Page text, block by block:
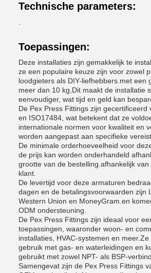
Technische parameters:
Toepassingen:
Deze installaties zijn gemakkelijk te
ze een populaire keuze zijn voor zowel
loodgieters als DIY-liefhebbers.met een
meer dan 10 kg,Dit maakt de installatie
eenvoudiger, wat tijd en geld kan
De Pex Press Fittings zijn gecertificeerd
en ISO17484, wat betekent dat ze
internationale normen voor kwaliteit en
worden aangepast aan specifieke
De minimale orderhoeveelheid voor
de prijs kan worden onderhandeld
grootte van de bestelling.afhankelijk
klant.
De levertijd voor deze armaturen
dagen en de betalingsvoorwaarden zijn
Western Union en MoneyGram.en
ODM ondersteuning.
De Pex Press Fittings zijn ideaal voor
toepassingen, waaronder woon- en
installaties, HVAC-systemen en
gebruik met gas- en waterleidingen en
gebruikt met zowel NPT- als BSP-
Samengevat zijn de Pex Press Fittings